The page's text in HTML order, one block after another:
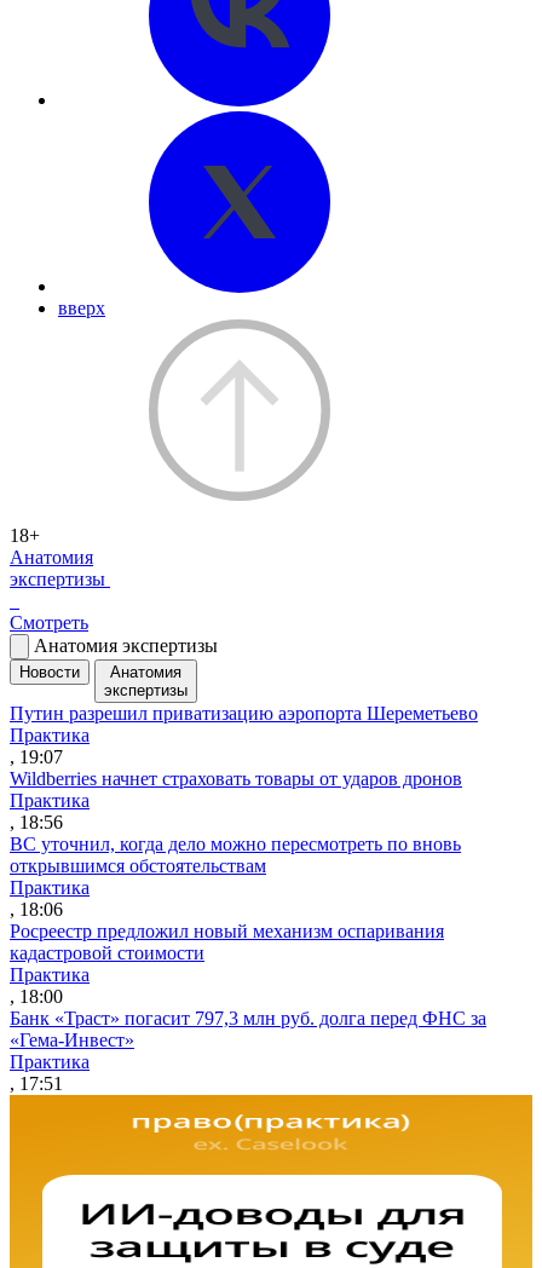
вверх
18+
Анатомия
экспертизы
Смотреть
Анатомия экспертизы
Новости
Анатомия
экспертизы
Путин разрешил приватизацию аэропорта Шереметьево
Практика
, 19:07
Wildberries начнет страховать товары от ударов дронов
Практика
, 18:56
ВС уточнил, когда дело можно пересмотреть по вновь
открывшимся обстоятельствам
Практика
, 18:06
Росреестр предложил новый механизм оспаривания
кадастровой стоимости
Практика
, 18:00
Банк «Траст» погасит 797,3 млн руб. долга перед ФНС за
«Гема-Инвест»
Практика
, 17:51